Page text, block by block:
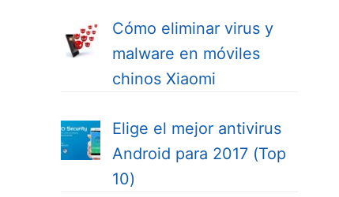
Cómo eliminar virus y
malware en móviles
chinos Xiaomi
Elige el mejor antivirus
Android para 2017 (Top
10)